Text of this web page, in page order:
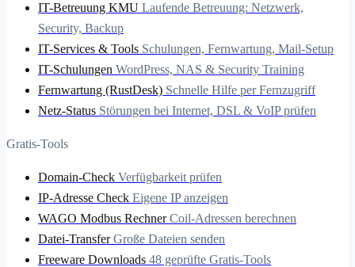
IT-Betreuung KMU Laufende Betreuung: Netzwerk,
Security, Backup
IT-Services & Tools Schulungen, Fernwartung, Mail-Setup
IT-Schulungen WordPress, NAS & Security Training
Fernwartung (RustDesk) Schnelle Hilfe per Fernzugriff
Netz-Status Störungen bei Internet, DSL & VoIP prüfen
Gratis-Tools
Domain-Check Verfügbarkeit prüfen
IP-Adresse Check Eigene IP anzeigen
WAGO Modbus Rechner Coil-Adressen berechnen
Datei-Transfer Große Dateien senden
Freeware Downloads 48 geprüfte Gratis-Tools